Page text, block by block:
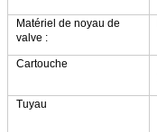
Matériel de noyau de
valve :
Cartouche
Tuyau